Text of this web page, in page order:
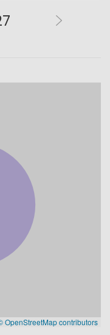
OpenStreetMap contributors